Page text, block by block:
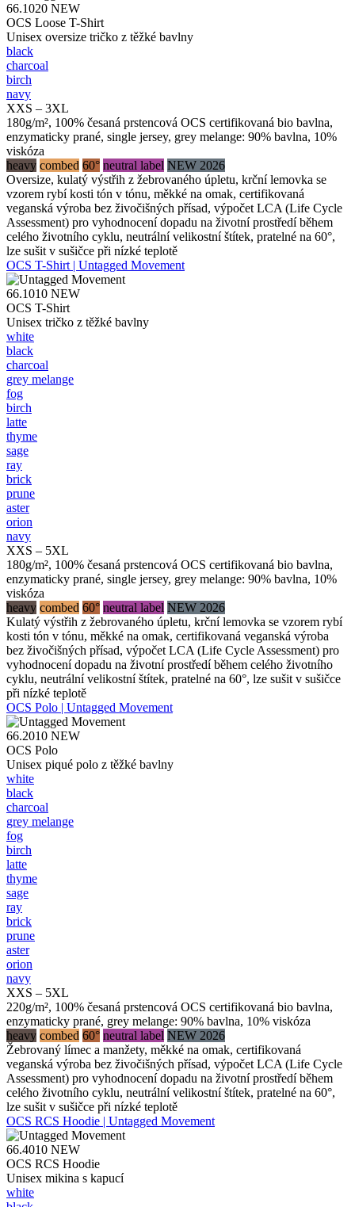
66.1020 NEW
OCS Loose T-Shirt
Unisex oversize tričko z těžké bavlny
black
charcoal
birch
navy
XXS – 3XL
180g/m², 100% česaná prstencová OCS certifikovaná bio bavlna,
enzymaticky prané, single jersey, grey melange: 90% bavlna, 10%
viskóza
heavy combed 60° neutral label NEW 2026
Oversize, kulatý výstřih z žebrovaného úpletu, krční lemovka se
vzorem rybí kosti tón v tónu, měkké na omak, certifikovaná
veganská výroba bez živočišných přísad, výpočet LCA (Life Cycle
Assessment) pro vyhodnocení dopadu na životní prostředí během
celého životního cyklu, neutrální velikostní štítek, pratelné na 60°,
lze sušit v sušičce při nízké teplotě
OCS T-Shirt | Untagged Movement
66.1010 NEW
OCS T-Shirt
Unisex tričko z těžké bavlny
white
black
charcoal
grey melange
fog
birch
latte
thyme
sage
ray
brick
prune
aster
orion
navy
XXS – 5XL
180g/m², 100% česaná prstencová OCS certifikovaná bio bavlna,
enzymaticky prané, single jersey, grey melange: 90% bavlna, 10%
viskóza
heavy combed 60° neutral label NEW 2026
Kulatý výstřih z žebrovaného úpletu, krční lemovka se vzorem rybí
kosti tón v tónu, měkké na omak, certifikovaná veganská výroba
bez živočišných přísad, výpočet LCA (Life Cycle Assessment) pro
vyhodnocení dopadu na životní prostředí během celého životního
cyklu, neutrální velikostní štítek, pratelné na 60°, lze sušit v sušičce
při nízké teplotě
OCS Polo | Untagged Movement
66.2010 NEW
OCS Polo
Unisex piqué polo z těžké bavlny
white
black
charcoal
grey melange
fog
birch
latte
thyme
sage
ray
brick
prune
aster
orion
navy
XXS – 5XL
220g/m², 100% česaná prstencová OCS certifikovaná bio bavlna,
enzymaticky prané, grey melange: 90% bavlna, 10% viskóza
heavy combed 60° neutral label NEW 2026
Žebrovaný límec a manžety, měkké na omak, certifikovaná
veganská výroba bez živočišných přísad, výpočet LCA (Life Cycle
Assessment) pro vyhodnocení dopadu na životní prostředí během
celého životního cyklu, neutrální velikostní štítek, pratelné na 60°,
lze sušit v sušičce při nízké teplotě
OCS RCS Hoodie | Untagged Movement
66.4010 NEW
OCS RCS Hoodie
Unisex mikina s kapucí
white